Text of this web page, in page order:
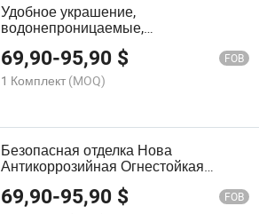
Удобное украшение,
водонепроницаемые,
антикоррозийные, огнеупорные,
экологически чистые материалы,
стальные квартиры, настраиваемая
входная дверь
69,90-95,90 $ FOB
1 Комплект (MOQ)
Безопасная отделка Нова
Антикоррозийная Огнестойкая
Экологически чистые материалы
Стальные квартиры
69,90-95,90 $ FOB